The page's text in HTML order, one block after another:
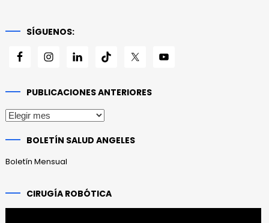
SÍGUENOS:
PUBLICACIONES ANTERIORES
Publicaciones
BOLETÍN SALUD ANGELES
Boletín Mensual
CIRUGÍA ROBÓTICA